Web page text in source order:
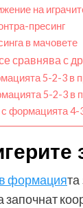
на
пресинг
в мачовете
сравнява с
5-2-3 в
5-2-3 в
формацията 4-
в формацията
започнат